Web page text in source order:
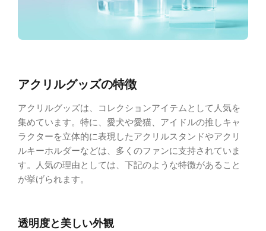
アクリルグッズの特徴
アクリルグッズは、コレクションアイテムとして人気を
集めています。特に、愛犬や愛猫、アイドルの推しキャ
ラクターを立体的に表現したアクリルスタンドやアクリ
ルキーホルダーなどは、多くのファンに支持されていま
す。人気の理由としては、下記のような特徴があること
が挙げられます。
透明度と美しい外観